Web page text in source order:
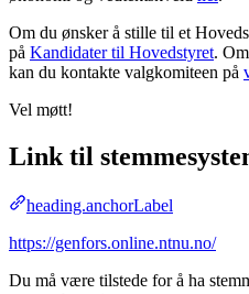
Om du ønsker å stille til et
på Kandidater til Hovedstyret.
kan du kontakte valgkomiteen på
Vel møtt!
Link til
heading.anchorLabel
https://genfors.online.ntnu.no/
Du må være tilstede for å ha